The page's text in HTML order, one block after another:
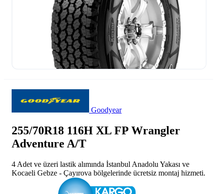
Goodyear
255/70R18 116H XL FP Wrangler
Adventure A/T
4 Adet ve üzeri lastik alımında İstanbul Anadolu Yakası ve
Kocaeli Gebze - Çayırova bölgelerinde ücretsiz montaj hizmeti.